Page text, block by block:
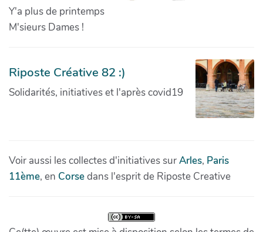
Y'a plus de printemps
M'sieurs Dames !
Riposte Créative 82 :)
Solidarités, initiatives et l'après covid19
Voir aussi les collectes d'initiatives surArles, Paris
11ème, en Corsedans l'esprit de Riposte Creative